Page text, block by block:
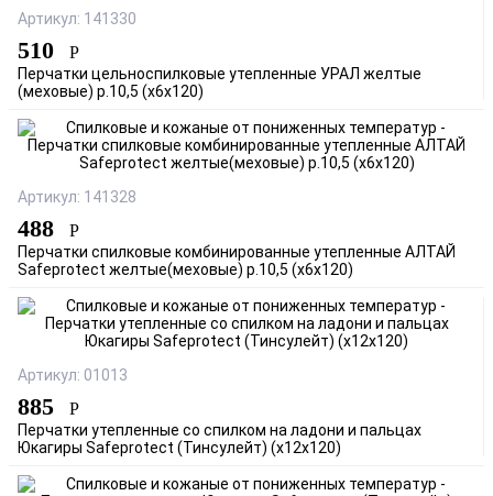
Артикул: 141330
510 Р
Перчатки цельноспилковые утепленные УРАЛ желтые
(меховые) р.10,5 (х6х120)
Артикул: 141328
488 Р
Перчатки спилковые комбинированные утепленные АЛТАЙ
Safeprotect желтые(меховые) р.10,5 (х6х120)
Артикул: 01013
885 Р
Перчатки утепленные со спилком на ладони и пальцах
Юкагиры Safeprotect (Тинсулейт) (х12х120)